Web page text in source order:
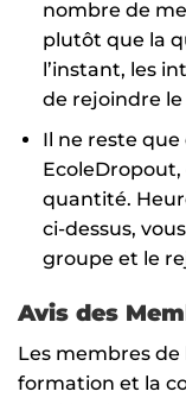
nombre de
plutôt que la
l’instant, les
de rejoindre
Il ne reste
quantité.
ci-dessus,
groupe et le
Avis des
Les membres de
formation et la